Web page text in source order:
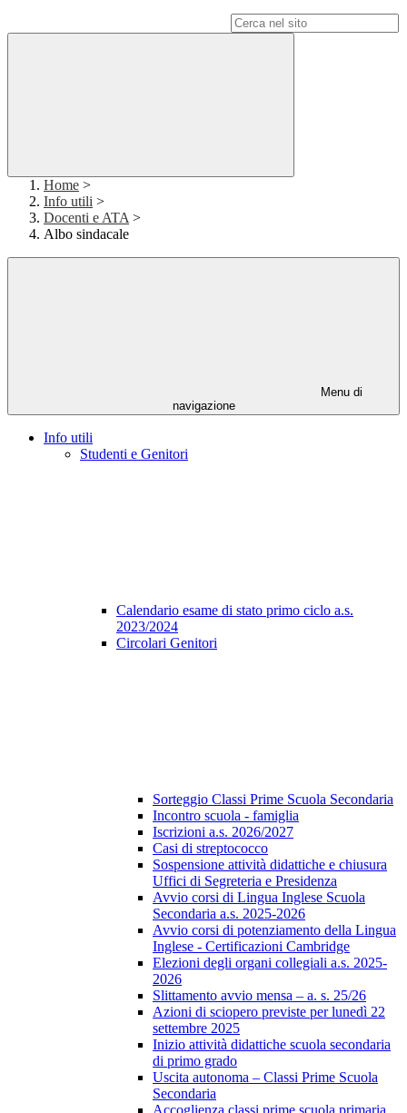
Home >
Info utili >
Docenti e ATA >
Albo sindacale
Menu di
navigazione
Info utili
Studenti e Genitori
Calendario esame di stato primo ciclo a.s.
2023/2024
Circolari Genitori
Sorteggio Classi Prime Scuola Secondaria
Incontro scuola - famiglia
Iscrizioni a.s. 2026/2027
Casi di streptococco
Sospensione attività didattiche e chiusura
Uffici di Segreteria e Presidenza
Avvio corsi di Lingua Inglese Scuola
Secondaria a.s. 2025-2026
Avvio corsi di potenziamento della Lingua
Inglese - Certificazioni Cambridge
Elezioni degli organi collegiali a.s. 2025-
2026
Slittamento avvio mensa – a. s. 25/26
Azioni di sciopero previste per lunedì 22
settembre 2025
Inizio attività didattiche scuola secondaria
di primo grado
Uscita autonoma – Classi Prime Scuola
Secondaria